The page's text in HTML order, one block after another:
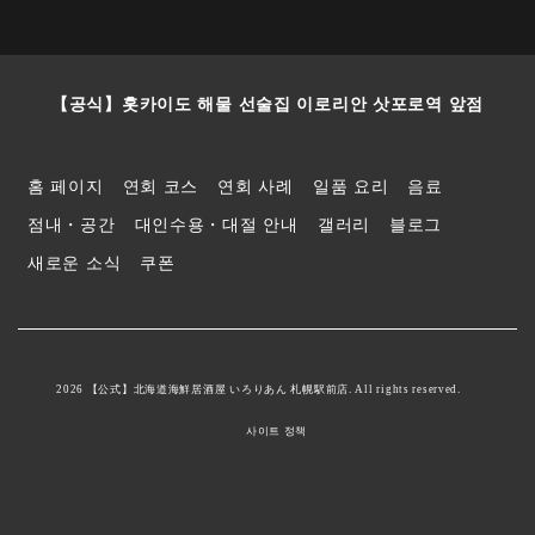
【공식】홋카이도 해물 선술집 이로리안 삿포로역 앞점
홈 페이지 연회 코스 연회 사례 일품 요리 음료
점내・공간 대인수용・대절 안내 갤러리 블로그
새로운 소식 쿠폰
2026 【公式】北海道海鮮居酒屋 いろりあん 札幌駅前店. All rights reserved.
사이트 정책